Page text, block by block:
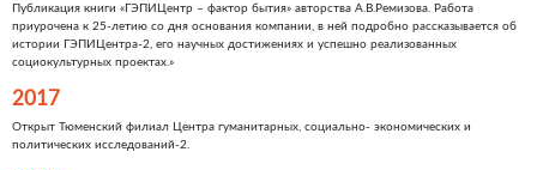
Публикация книги «ГЭПИЦентр – фактор бытия» авторства А.В.Ремизова. Работа
приурочена к 25-летию со дня основания компании, в ней подробно рассказывается об
истории ГЭПИЦентра-2, его научных достижениях и успешно реализованных
социокультурных проектах.»
2017
Открыт Тюменский филиал Центра гуманитарных, социально- экономических и
политических исследований-2.